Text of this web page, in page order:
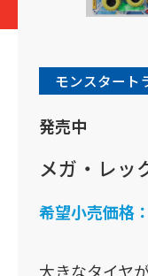
モンスタート
発売中
メガ・レッ
希望小売価格：
大きなタイヤ